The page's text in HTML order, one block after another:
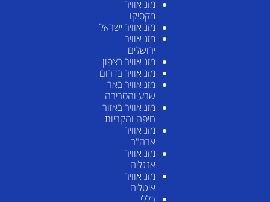
מזג אוויר
מקסיקו
מזג אוויר ישראל
מזג אוויר
ירושלים
מזג אוויר בצפון
מזג אוויר בדרום
מזג אוויר באר
שבע והסביבה
מזג אוויר באזור
חיפה והקריות
מזג אוויר
ארה"ב
מזג אוויר
אנגליה
מזג אוויר
איטליה
כללי